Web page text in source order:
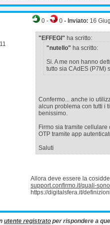
0 - 0 - Inviato: 16
"EFFEGI" ha scritto:
"nutello" ha scritto:
Si. A me non hanno
tutto sia CAdES (P7M)
Confermo... anche io
alcun problema con tutti i
benissimo.
Firmo sia tramite
OTP tramite app
Saluti
Allora deve essere la
support.confirmo.it/quali-
https://digitalsfera.it/
utente registrato per rispondere a